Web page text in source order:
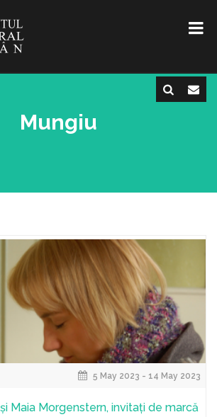
Mungiu
5 May 2023 - 14 May 2023
Maia Morgenstern, invitați de marcă